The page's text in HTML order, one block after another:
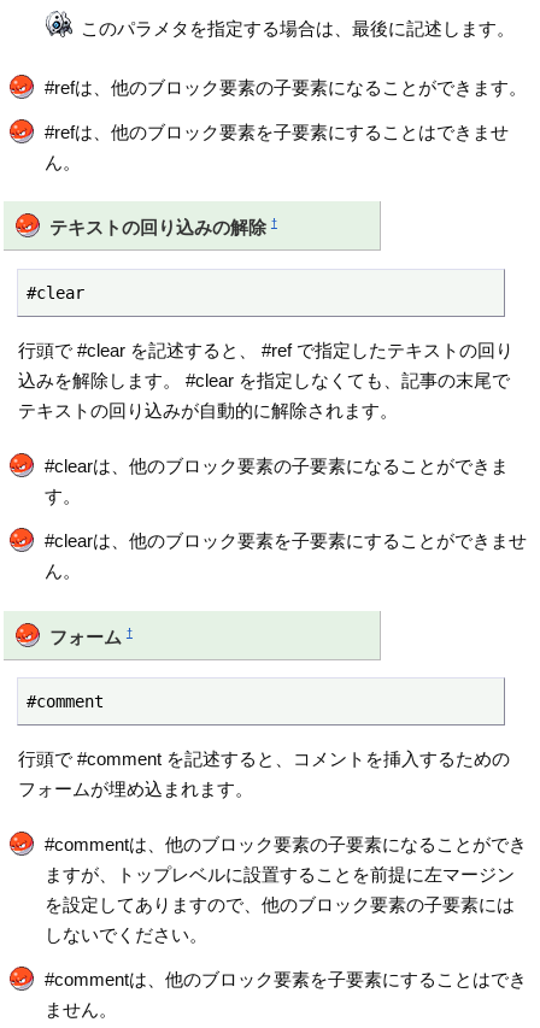
このパラメタを指定する場合は、最後に記述します。
#refは、他のブロック要素の子要素になることができます。
#refは、他のブロック要素を子要素にすることはできませ
ん。
テキストの回り込みの解除 †
#clear
行頭で #clear を記述すると、 #ref で指定したテキストの回り
込みを解除します。 #clear を指定しなくても、記事の末尾で
テキストの回り込みが自動的に解除されます。
#clearは、他のブロック要素の子要素になることができま
す。
#clearは、他のブロック要素を子要素にすることができませ
ん。
フォーム †
#comment
行頭で #comment を記述すると、コメントを挿入するための
フォームが埋め込まれます。
#commentは、他のブロック要素の子要素になることができ
ますが、トップレベルに設置することを前提に左マージン
を設定してありますので、他のブロック要素の子要素には
しないでください。
#commentは、他のブロック要素を子要素にすることはでき
ません。